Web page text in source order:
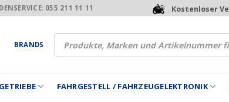
055 211 11 11 Kostenloser
BRANDS
Products
search
FAHRGESTELL / FAHRZEUGELEKTRONIK